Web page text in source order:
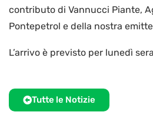
contributo di Vannucci Piante,
Pontepetrol e della nostra
L’arrivo è previsto per lunedì
Tutte le Notizie